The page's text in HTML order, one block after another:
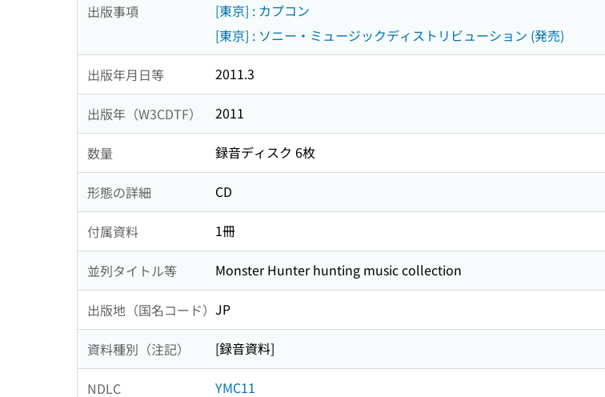
出版事項
[東京] : カプコン
[東京] : ソニー・ミュージックディストリビューション (発売)
出版年月日等 2011.3
出版年（W3CDTF） 2011
数量 録音ディスク 6枚
形態の詳細 CD
付属資料 1冊
並列タイトル等 Monster Hunter hunting music collection
出版地（国名コード） JP
資料種別（注記） [録音資料]
NDLC YMC11